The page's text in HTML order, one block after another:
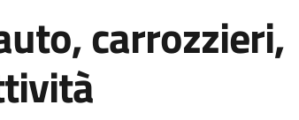
carrozzieri,